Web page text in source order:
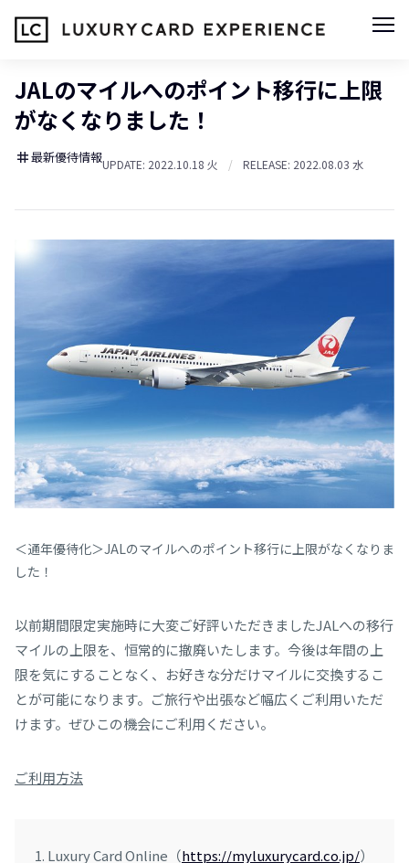
JALのマイルへのポイント移行に上限
がなくなりました！
tag最新優待情報UPDATE: 2022.10.18 火 / RELEASE: 2022.08.03 水
＜通年優待化＞JALのマイルへのポイント移行に上限がなくなりま
した！
以前期間限定実施時に大変ご好評いただきましたJALへの移行
マイルの上限を、恒常的に撤廃いたします。今後は年間の上
限を気にすることなく、お好きな分だけマイルに交換するこ
とが可能になります。ご旅行や出張など幅広くご利用いただ
けます。ぜひこの機会にご利用ください。
ご利用方法
Luxury Card Online（https://myluxurycard.co.jp/）